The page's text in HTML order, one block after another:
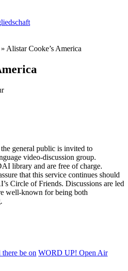
» Alistar Cooke’s America
general public is invited to
video-discussion group.
library and are free of charge.
that this service continues should
Circle of Friends. Discussions are led
well-known for being both
be on WORD UP! Open Air